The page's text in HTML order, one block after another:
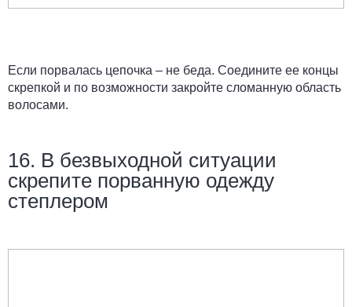
Если порвалась цепочка – не беда. Соедините ее концы
скрепкой и по возможности закройте сломанную область
волосами.
16. В безвыходной ситуации
скрепите порванную одежду
степлером